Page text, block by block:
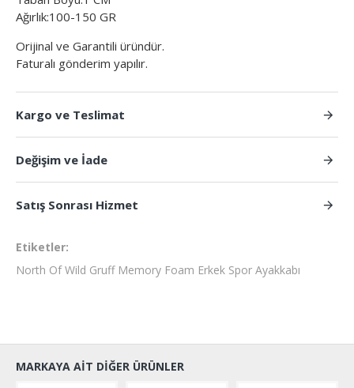
Ağırlık:100-150 GR
Orijinal ve Garantili üründür.
Faturalı gönderim yapılır.
Kargo ve Teslimat
Değişim ve İade
Satış Sonrası Hizmet
Etiketler:
North Of Wild Gruff Memory Foam Erkek Spor Ayakkabı
MARKAYA AIT DIĞER ÜRÜNLER